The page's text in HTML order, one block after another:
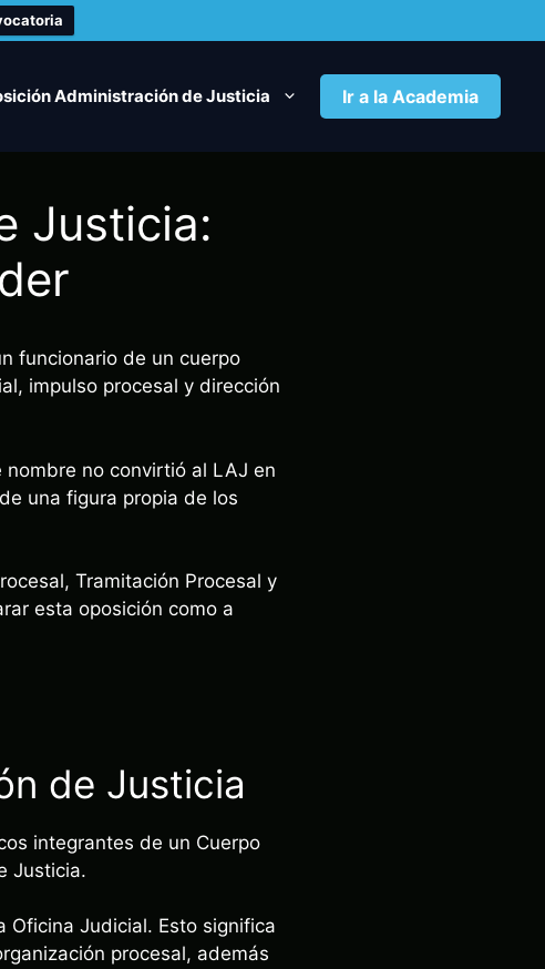
Administración de Justicia Ir a la Academia
Justicia:
funcionario de un cuerpo
impulso procesal y dirección
no convirtió al LAJ en
una figura propia de los
Tramitación Procesal y
esta oposición como a
de Justicia
integrantes de un Cuerpo
Justicia.
Oficina Judicial. Esto significa
procesal, además